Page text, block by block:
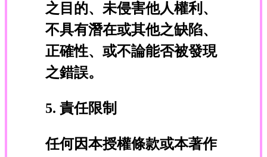
之目的、未侵害他人權利、
不具有潛在或其他之缺陷、
正確性、或不論能否被發現
之錯誤。
5. 責任限制
任何因本授權條款或本著作